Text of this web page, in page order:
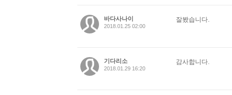
바다사나이
2018.01.25 02:00
잘봤습니다.
기다리소
2018.01.29 16:20
감사합니다.